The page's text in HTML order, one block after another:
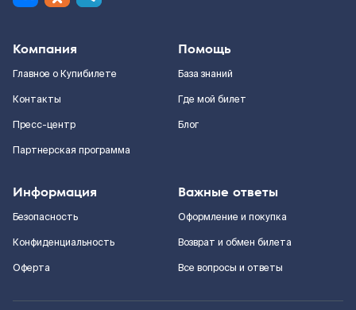
Компания
Главное о Купибилете
Контакты
Пресс-центр
Партнерская программа
Помощь
База знаний
Где мой билет
Блог
Информация
Безопасность
Конфиденциальность
Оферта
Важные ответы
Оформление и покупка
Возврат и обмен билета
Все вопросы и ответы